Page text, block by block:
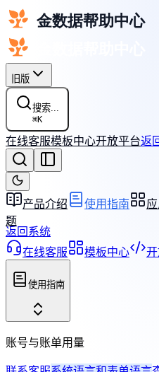
旧版
搜索...
⌘K
在线客服模板中心开放平台返
产品介绍 使用指南
题
返回系统
在线客服
模板中心
使用指南
账号与账单用量